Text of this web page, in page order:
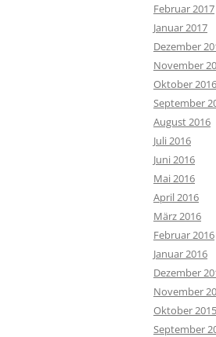
Februar 2017
Januar 2017
Dezember
November
Oktober 2016
September
August 2016
Juli 2016
Juni 2016
Mai 2016
April 2016
März 2016
Februar 2016
Januar 2016
Dezember
November
Oktober 2015
September